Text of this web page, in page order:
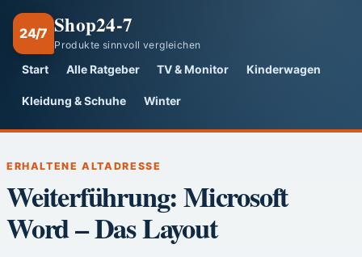
24/7 Shop24-7
Produkte sinnvoll vergleichen
Start Alle Ratgeber TV & Monitor Kinderwagen
Kleidung & Schuhe Winter
ERHALTENE ALTADRESSE
Weiterführung: Microsoft
Word – Das Layout